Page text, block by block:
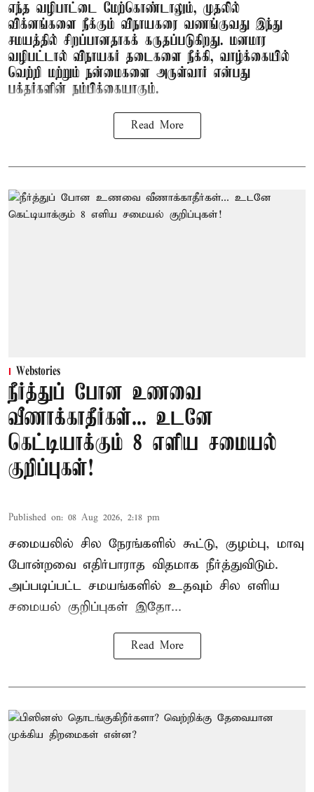
எந்த வழிபாட்டை மேற்கொண்டாலும், முதலில்
விக்னங்களை நீக்கும் விநாயகரை வணங்குவது இந்து
சமயத்தில் சிறப்பானதாகக் கருதப்படுகிறது. மனமார
வழிபட்டால் விநாயகர் தடைகளை நீக்கி, வாழ்க்கையில்
வெற்றி மற்றும் நன்மைகளை அருள்வார் என்பது
பக்தர்களின் நம்பிக்கையாகும்.
Read More
Webstories
நீர்த்துப் போன உணவை
வீணாக்காதீர்கள்... உடனே
கெட்டியாக்கும் 8 எளிய சமையல்
குறிப்புகள்!
Published on: 08 Aug 2026, 2:18 pm
சமையலில் சில நேரங்களில் கூட்டு, குழம்பு, மாவு
போன்றவை எதிர்பாராத விதமாக நீர்த்துவிடும்.
அப்படிப்பட்ட சமயங்களில் உதவும் சில எளிய
சமையல் குறிப்புகள் இதோ...
Read More